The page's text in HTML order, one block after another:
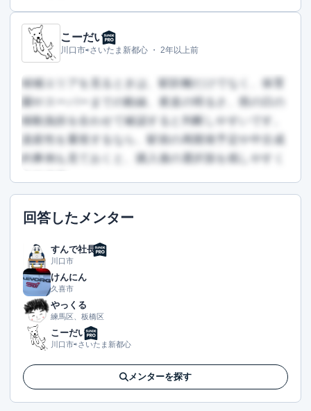
この回答を読むには会員登録が必要です
（文字数：740文字）
こーだい
川口市⇨さいたま新都心 ・ 2年以上前
候補エリアを見るときは、駅距離だけでなく、保育
園やスーパーまでの動線、夜道の明るさ、雨の日の
移動負担を合わせて確認すると判断しやすいです。
資産性を重視するなら、駅前の再開発予定や中古成
約事例も見ておくと、購入後の選択肢を残しやすく
この回答を読むには会員登録が必要です
（文字数：422文字）
無料で登録して読む
回答したメンター
すんで社長
川口市
けんにん
久喜市
やっくる
練馬区、板橋区
こーだい
川口市⇨さいたま新都心
メンターを探す